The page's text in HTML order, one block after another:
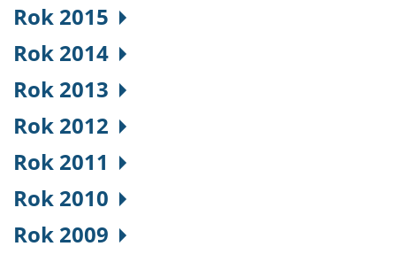
Rok 2015
Rok 2014
Rok 2013
Rok 2012
Rok 2011
Rok 2010
Rok 2009